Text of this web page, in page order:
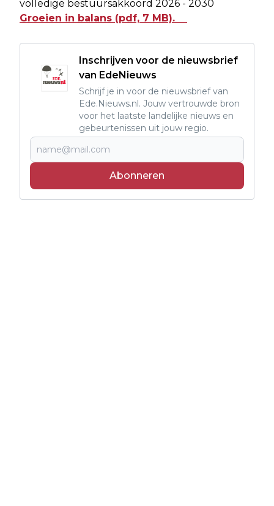
volledige bestuursakkoord 2026 - 2030
Groeien in balans (pdf, 7 MB).
Inschrijven voor de nieuwsbrief
van EdeNieuws
Schrijf je in voor de nieuwsbrief van
Ede.Nieuws.nl. Jouw vertrouwde bron
voor het laatste landelijke nieuws en
gebeurtenissen uit jouw regio.
Abonneren